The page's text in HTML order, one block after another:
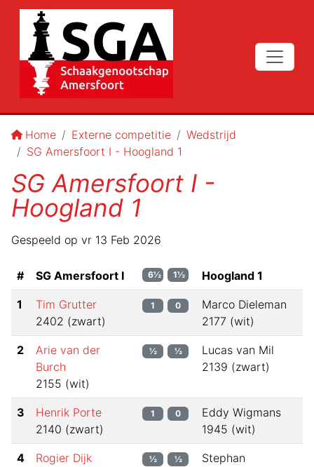
Home Externe competitie
Wedstrijd
SG Amersfoort I - Hoogland 1
SG Amersfoort I -
Hoogland 1
Gespeeld op vr 13 Feb 2026
# SG Amersfoort I 6½ 1½ Hoogland 1
1
Tim Grutter
2402 (zwart)
1 0
Marco Dieleman
2177 (wit)
2
Arie van der
Burch
2155 (wit)
½ ½
Lucas van Mil
2139 (zwart)
3
Henrik Porte
2140 (zwart)
1 0
Eddy Wigmans
1945 (wit)
4
Rogier Dijk
½ ½
Stephan